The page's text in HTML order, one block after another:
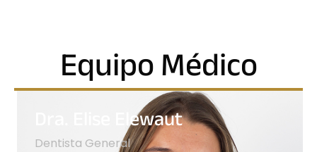
Equipo Médico
Dra. Elise Elewaut
Dentista General